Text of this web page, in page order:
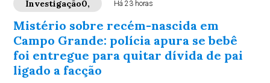
Investigação0, Há 23 horas
Mistério sobre recém-nascida em
Campo Grande: polícia apura se bebê
foi entregue para quitar dívida de pai
ligado a facção